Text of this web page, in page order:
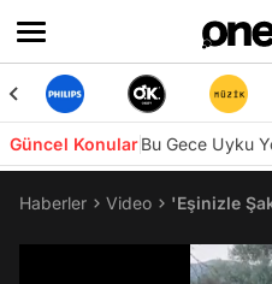
Güncel KonularBu Gece Uyku
Haberler Video 'Eşinizle